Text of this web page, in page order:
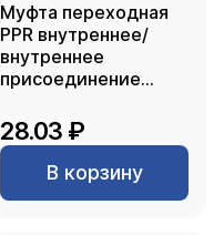
Муфта переходная
PPR внутреннее/
внутреннее
присоединение
28.03 ₽
В корзину